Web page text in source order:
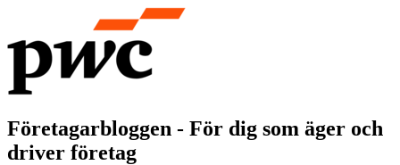
Företagarbloggen - För dig som äger och
driver företag